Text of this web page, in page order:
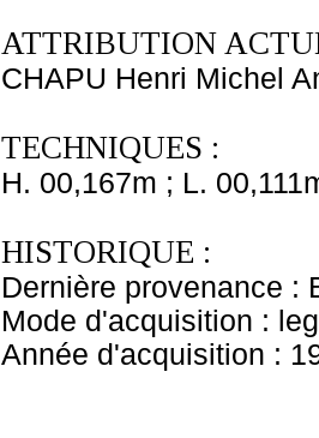
ATTRIBUTION
CHAPU Henri Michel
TECHNIQUES :
H. 00,167m ; L.
HISTORIQUE :
Dernière provenance :
Mode d'acquisition :
Année d'acquisition :